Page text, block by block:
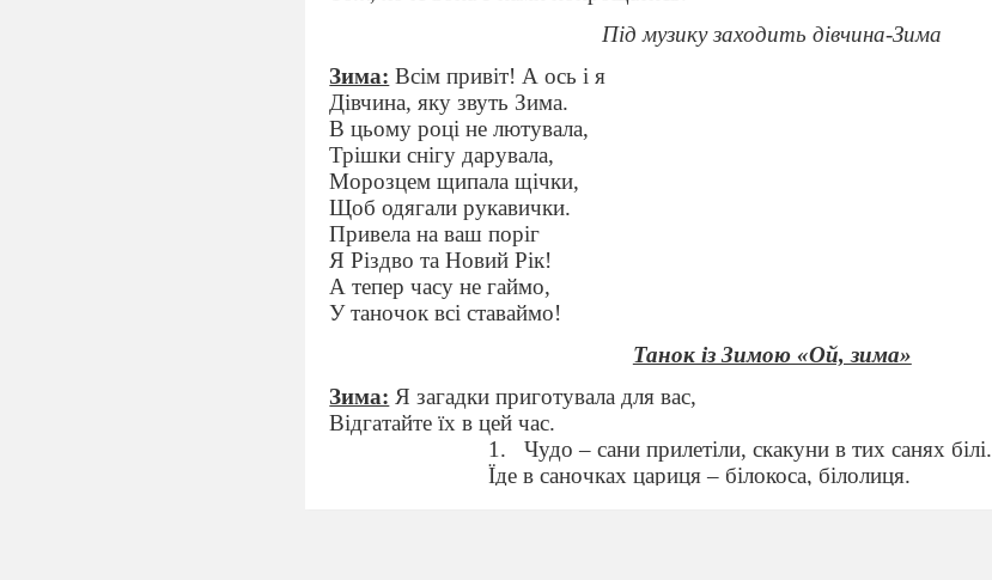
Під музику заходить дівчина-Зима
Зима: Всім привіт! А ось і я
Дівчина, яку звуть Зима.
В цьому році не лютувала,
Трішки снігу дарувала,
Морозцем щипала щічки,
Щоб одягали рукавички.
Привела на ваш поріг
Я Різдво та Новий Рік!
А тепер часу не гаймо,
У таночок всі ставаймо!
Танок із Зимою «Ой, зима»
Зима: Я загадки приготувала для вас,
Відгатайте їх в цей час.
1.
Чудо – сани прилетіли, скакуни в тих санях білі.
Їде в саночках цариця – білокоса, білолиця.